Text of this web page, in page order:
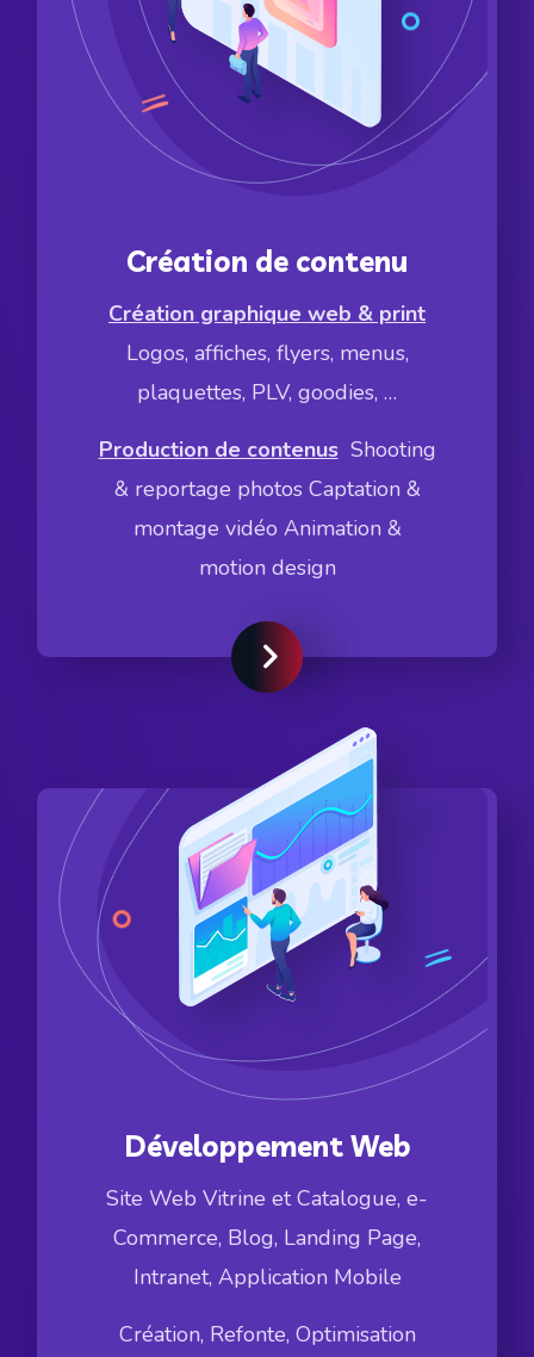
Création de contenu
Création graphique web & print
Logos, affiches, flyers, menus,
plaquettes, PLV, goodies, …
Production de contenusShooting
& reportage photos Captation &
montage vidéo Animation &
motion design
Voir plus
Développement Web
Site Web Vitrine et Catalogue, e-
Commerce, Blog, Landing Page,
Intranet, Application Mobile
Création, Refonte, Optimisation